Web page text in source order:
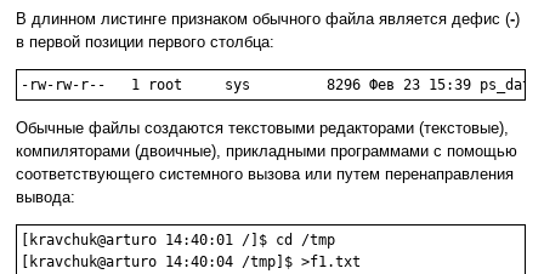
В длинном листинге признаком обычного файла является дефис (-)
в первой позиции первого столбца:
Обычные файлы создаются текстовыми редакторами (текстовые),
компиляторами (двоичные), прикладными программами с помощью
соответствующего системного вызова или путем перенаправления
вывода:
[kravchuk@arturo 14:40:01 /]$ cd /tmp
[kravchuk@arturo 14:40:04 /tmp]$ >f1.txt